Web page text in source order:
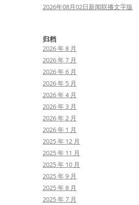
2026年08月02日新闻联播文字版
归档
2026 年 8 月
2026 年 7 月
2026 年 6 月
2026 年 5 月
2026 年 4 月
2026 年 3 月
2026 年 2 月
2026 年 1 月
2025 年 12 月
2025 年 11 月
2025 年 10 月
2025 年 9 月
2025 年 8 月
2025 年 7 月